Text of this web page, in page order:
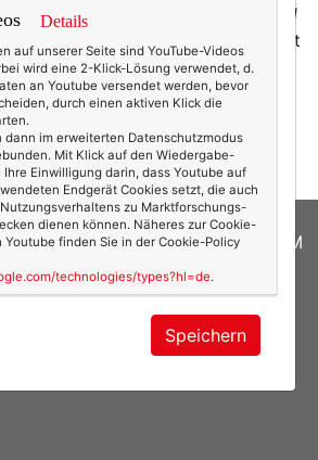
ich gebe es zu! ;-))?
Plisseekleid
Von Mango. Aber vielleicht passt
ist es auch noch. Not to myself:
*** Vielleicht magst du mein
|COOKIES|IMPRESSUM
| Susanne Ackstaller
Sibylle Zimmermann, hz-
Details
auf unserer Seite sind YouTube-Videos
wird eine 2-Klick-Lösung verwendet, d.
an Youtube versendet werden, bevor
durch einen aktiven Klick die
dann im erweiterten Datenschutzmodus
Mit Klick auf den Wiedergabe-
Einwilligung darin, dass Youtube auf
Endgerät Cookies setzt, die auch
zu Marktforschungs-
dienen können. Näheres zur Cookie-
Youtube finden Sie in der Cookie-Policy
technologies/types?hl=de.
Speichern